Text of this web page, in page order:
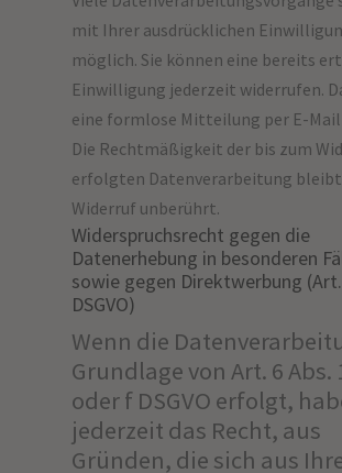
mit Ihrer ausdrücklichen
möglich. Sie können eine bereits
Einwilligung jederzeit widerrufen.
eine formlose Mitteilung per E-Mail
Die Rechtmäßigkeit der bis zum
erfolgten Datenverarbeitung
Widerruf unberührt.
Widerspruchsrecht gegen die
Datenerhebung in besonderen
sowie gegen Direktwerbung
DSGVO)
Wenn die
Grundlage von Art. 6 Abs.
oder f DSGVO erfolgt,
jederzeit das Recht, aus
Gründen, die sich aus